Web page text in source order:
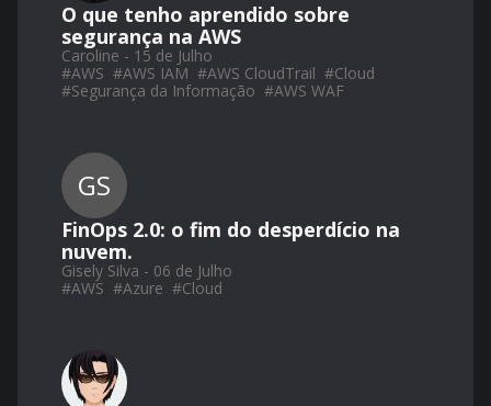
O que tenho aprendido sobre
segurança na AWS
Caroline - 15 de Julho
#AWS #AWS IAM #AWS CloudTrail #Cloud
#Segurança da Informação #AWS WAF
GS
FinOps 2.0: o fim do desperdício na
nuvem.
Gisely Silva - 06 de Julho
#AWS #Azure #Cloud